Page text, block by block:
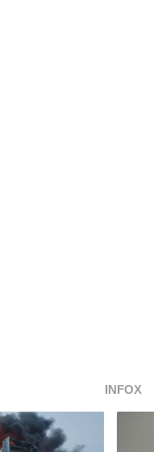
INFOX